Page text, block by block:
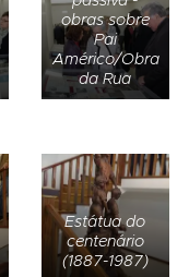
obras sobre
Pai
Américo/Obra
da Rua
Estátua do
centenário
(1887-1987)